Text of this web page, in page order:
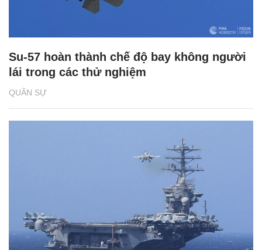
QUÂN SỰ
Su-57 hoàn thành chế độ bay không người
lái trong các thử nghiệm